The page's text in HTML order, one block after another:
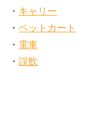
キャリー
ペットカート
電車
誤飲